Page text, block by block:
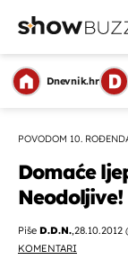
Dnevnik.hr
POVODOM 10.
Domaće
Neodoljive!
Piše D.D.N.,28.10.2012
KOMENTARI